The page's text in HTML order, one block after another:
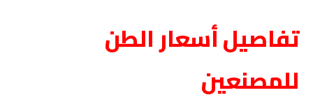
تفاصيل أسعار الطن
للمصنعين